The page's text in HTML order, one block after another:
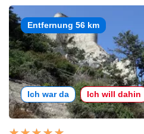
Entfernung 56 km
Ich war da Ich will dahin